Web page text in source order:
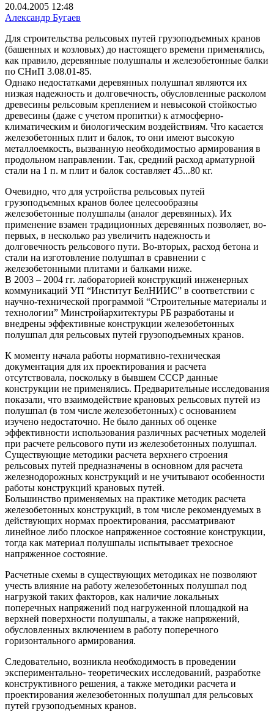
20.04.2005 12:48
Александр Бугаев
Для строительства рельсовых путей грузоподъемных кранов
(башенных и козловых) до настоящего времени применялись,
как правило, деревянные полушпалы и железобетонные балки
по СНиП 3.08.01-85.
Однако недостатками деревянных полушпал являются их
низкая надежность и долговечность, обусловленные расколом
древесины рельсовым креплением и невысокой стойкостью
древесины (даже с учетом пропитки) к атмосферно-
климатическим и биологическим воздействиям. Что касается
железобетонных плит и балок, то они имеют высокую
металлоемкость, вызванную необходимостью армирования в
продольном направлении. Так, средний расход арматурной
стали на 1 п. м плит и балок составляет 45...80 кг.
Очевидно, что для устройства рельсовых путей
грузоподъемных кранов более целесообразны
железобетонные полушпалы (аналог деревянных). Их
применение взамен традиционных деревянных позволяет, во-
первых, в несколько раз увеличить надежность и
долговечность рельсового пути. Во-вторых, расход бетона и
стали на изготовление полушпал в сравнении с
железобетонными плитами и балками ниже.
В 2003 – 2004 гг. лабораторией конструкций инженерных
коммуникаций УП “Институт БелНИИС” в соответствии с
научно-технической программой “Строительные материалы и
технологии” Минстройархитектуры РБ разработаны и
внедрены эффективные конструкции железобетонных
полушпал для рельсовых путей грузоподъемных кранов.
К моменту начала работы нормативно-техническая
документация для их проектирования и расчета
отсутствовала, поскольку в бывшем СССР данные
конструкции не применялись. Предварительные исследования
показали, что взаимодействие крановых рельсовых путей из
полушпал (в том числе железобетонных) с основанием
изучено недостаточно. Не было данных об оценке
эффективности использования различных расчетных моделей
при расчете рельсового пути из железобетонных полушпал.
Существующие методики расчета верхнего строения
рельсовых путей предназначены в основном для расчета
железнодорожных конструкций и не учитывают особенности
работы конструкций крановых путей.
Большинство применяемых на практике методик расчета
железобетонных конструкций, в том числе рекомендуемых в
действующих нормах проектирования, рассматривают
линейное либо плоское напряженное состояние конструкции,
тогда как материал полушпалы испытывает трехосное
напряженное состояние.
Расчетные схемы в существующих методиках не позволяют
учесть влияние на работу железобетонных полушпал под
нагрузкой таких факторов, как наличие локальных
поперечных напряжений под нагруженной площадкой на
верхней поверхности полушпалы, а также напряжений,
обусловленных включением в работу поперечного
горизонтального армирования.
Следовательно, возникла необходимость в проведении
экспериментально- теоретических исследований, разработке
конструктивного решения, а также методики расчета и
проектирования железобетонных полушпал для рельсовых
путей грузоподъемных кранов.